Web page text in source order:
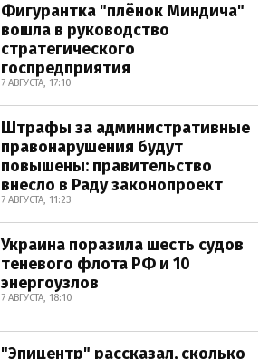
Фигурантка "плёнок Миндича"
вошла в руководство
стратегического
госпредприятия
7 АВГУСТА, 17:10
Штрафы за административные
правонарушения будут
повышены: правительство
внесло в Раду законопроект
7 АВГУСТА, 11:23
Украина поразила шесть судов
теневого флота РФ и 10
энергоузлов
7 АВГУСТА, 18:10
"Эпицентр" рассказал, сколько